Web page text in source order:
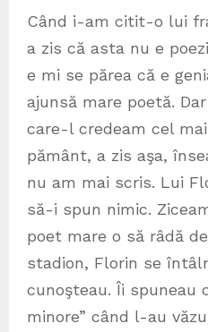
Când i-am citit-o lui
a zis că asta nu e
e mi se părea că e
ajunsă mare poetă.
care-l credeam cel
pământ, a zis aşa,
nu am mai scris. Lui
să-i spun nimic.
poet mare o să râdă
stadion, Florin se
cunoşteau. Îi spuneau
minore” când l-au